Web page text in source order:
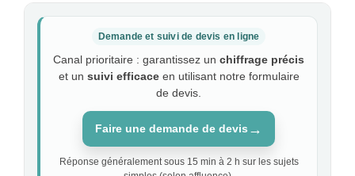
Demande et suivi de devis en ligne
Canal prioritaire : garantissez un chiffrage précis
et un suivi efficaceen utilisant notre formulaire
de devis.
Faire une demande de devis →
Réponse généralement sous 15 min à 2 h sur les sujets